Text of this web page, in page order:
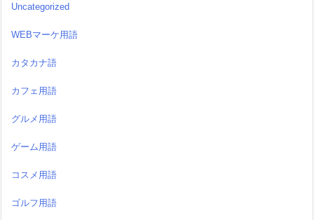
Uncategorized
WEBマーケ用語
カタカナ語
カフェ用語
グルメ用語
ゲーム用語
コスメ用語
ゴルフ用語